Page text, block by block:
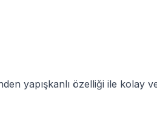
yapışkanlı özelliği ile kolay